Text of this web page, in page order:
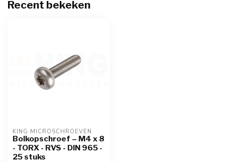
Recent bekeken
KING MICROSCHROEVEN
Bolkopschroef – M4 x 8
- TORX - RVS - DIN 965 -
25 stuks